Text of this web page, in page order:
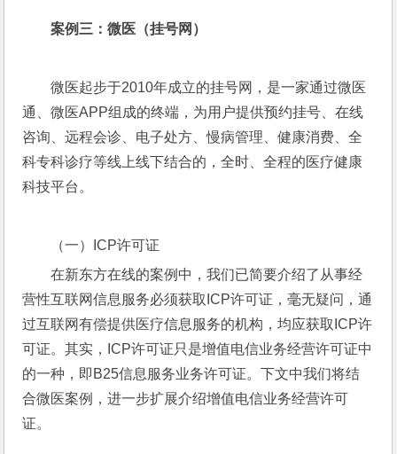
案例三：微医（挂号网）
微医起步于2010年成立的挂号网，是一家通过微医
通、微医APP组成的终端，为用户提供预约挂号、在线
咨询、远程会诊、电子处方、慢病管理、健康消费、全
科专科诊疗等线上线下结合的，全时、全程的医疗健康
科技平台。
（一）ICP许可证
在新东方在线的案例中，我们已简要介绍了从事经
营性互联网信息服务必须获取ICP许可证，毫无疑问，通
过互联网有偿提供医疗信息服务的机构，均应获取ICP许
可证。其实，ICP许可证只是增值电信业务经营许可证中
的一种，即B25信息服务业务许可证。下文中我们将结
合微医案例，进一步扩展介绍增值电信业务经营许可
证。